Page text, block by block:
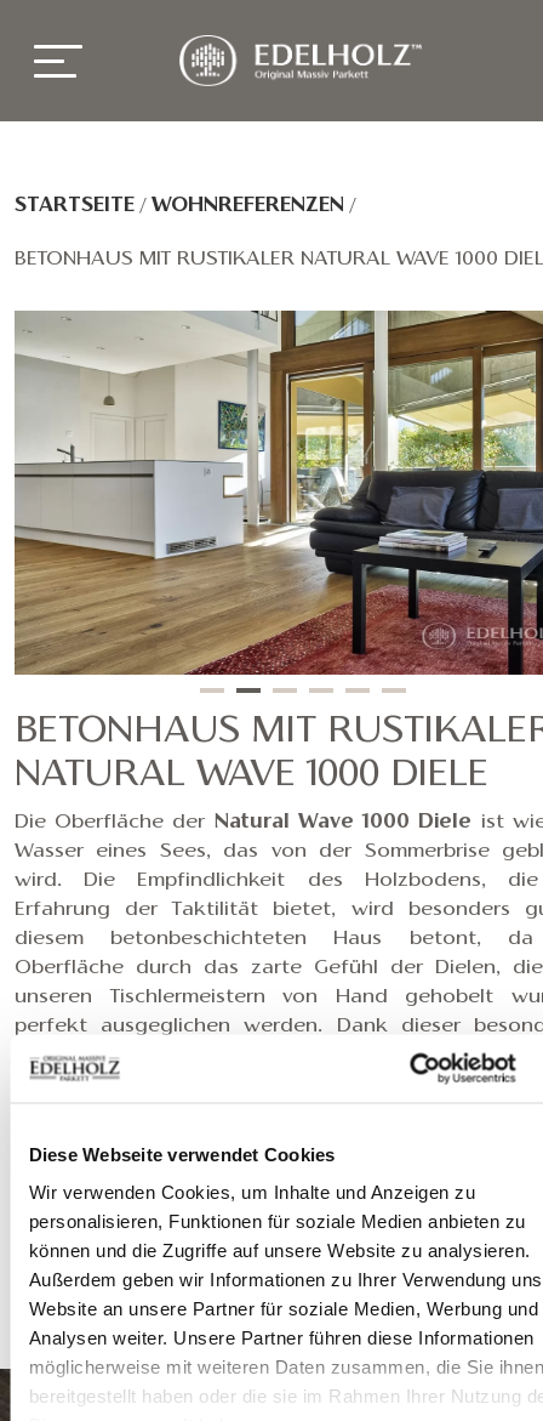
Diese Webseite verwendet Cookies
Wir verwenden Cookies, um Inhalte und Anzeigen zu
personalisieren, Funktionen für soziale Medien anbieten zu
können und die Zugriffe auf unsere Website zu analysieren.
Außerdem geben wir Informationen zu Ihrer Verwendung
Website an unsere Partner für soziale Medien, Werbung und
Analysen weiter. Unsere Partner führen diese Informationen
möglicherweise mit weiteren Daten zusammen, die Sie ihnen
bereitgestellt haben oder die sie im Rahmen Ihrer Nutzung
STARTSEITE / WOHNREFERENZEN /
BETONHAUS MIT RUSTIKALER NATURAL WAVE 1000
BETONHAUS MIT
NATURAL WAVE 1000 DIELE
Die Oberfläche der Natural Wave 1000 Diele ist
Wasser eines Sees, das von der Sommerbrise
wird. Die Empfindlichkeit des Holzbodens,
Erfahrung der Taktilität bietet, wird besonders
diesem betonbeschichteten Haus betont,
Oberfläche durch das zarte Gefühl der Dielen,
unseren Tischlermeistern von Hand gehobelt
perfekt ausgeglichen werden. Dank dieser
und traditionellen Arbeitsweise entstehen niemals
identische Holzbodendielen. Dies gilt insbesondere
perfekt in das Design des Holzbodens einfügt und
rustikaler Auswahl gestaltet ist.
Sie können mehr über unsere modernen und
Treppen lesen, wenn Siehier klicken.